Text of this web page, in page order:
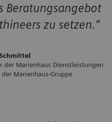
Beratungsangebot
zu setzen.“
der Marienhaus Dienstleistungen
der Marienhaus-Gruppe